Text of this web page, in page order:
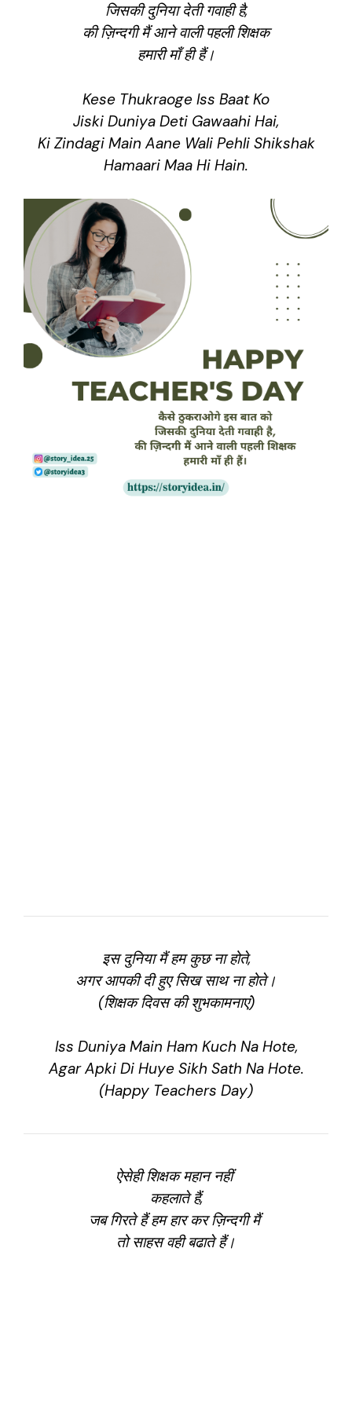
जिसकी दुनिया देती गवाही है,
की ज़िन्दगी मैं आने वाली पहली शिक्षक
हमारी माँ ही हैं।
Kese Thukraoge Iss Baat Ko
Jiski Duniya Deti Gawaahi Hai,
Ki Zindagi Main Aane Wali Pehli Shikshak
Hamaari Maa Hi Hain.
इस दुनिया मैं हम कुछ ना होते,
अगर आपकी दी हुए सिख साथ ना होते।
(शिक्षक दिवस की शुभकामनाएं)
Iss Duniya Main Ham Kuch Na Hote,
Agar Apki Di Huye Sikh Sath Na Hote.
(Happy Teachers Day)
ऐसेही शिक्षक महान नहीं
कहलाते हैं,
जब गिरते हैं हम हार कर ज़िन्दगी मैं
तो साहस वही बढाते हैं।